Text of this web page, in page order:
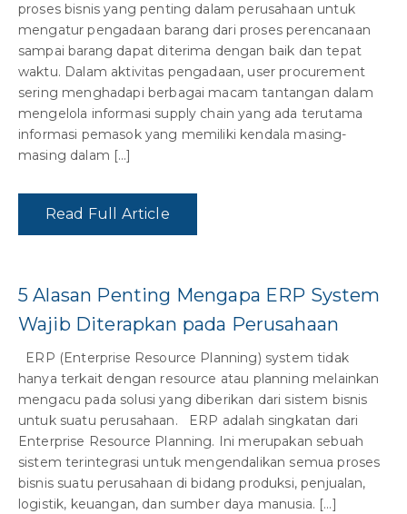
proses bisnis yang penting dalam perusahaan untuk
mengatur pengadaan barang dari proses perencanaan
sampai barang dapat diterima dengan baik dan tepat
waktu. Dalam aktivitas pengadaan, user procurement
sering menghadapi berbagai macam tantangan dalam
mengelola informasi supply chain yang ada terutama
informasi pemasok yang memiliki kendala masing-
masing dalam […]
Read Full Article
5 Alasan Penting Mengapa ERP System
Wajib Diterapkan pada Perusahaan
ERP (Enterprise Resource Planning) system tidak
hanya terkait dengan resource atau planning melainkan
mengacu pada solusi yang diberikan dari sistem bisnis
untuk suatu perusahaan. ERP adalah singkatan dari
Enterprise Resource Planning. Ini merupakan sebuah
sistem terintegrasi untuk mengendalikan semua proses
bisnis suatu perusahaan di bidang produksi, penjualan,
logistik, keuangan, dan sumber daya manusia. […]